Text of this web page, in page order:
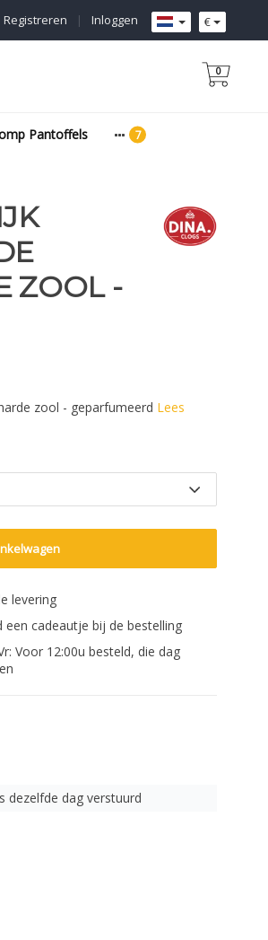
€
Inloggen
|
Registreren
0
Pantoffels
ZOOL -
zool - geparfumeerd Lees
levering
een cadeautje bij de bestelling
Voor 12:00u besteld, die dag
dezelfde dag verstuurd